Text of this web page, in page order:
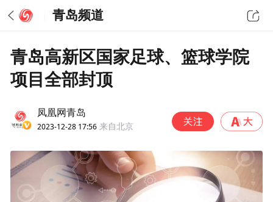
青岛频道
青岛高新区国家足球、篮球学院
项目全部封顶
凤凰网青岛
2023-12-28 17:56 来自北京